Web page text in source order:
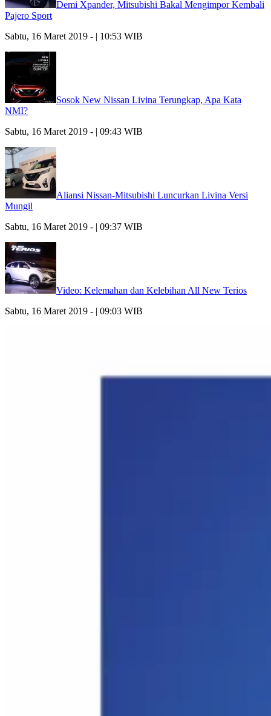
Demi Xpander, Mitsubishi Bakal Mengimpor Kembali
Pajero Sport
Sabtu, 16 Maret 2019 - | 10:53 WIB
Sosok New Nissan Livina Terungkap, Apa Kata
NMI?
Sabtu, 16 Maret 2019 - | 09:43 WIB
Aliansi Nissan-Mitsubishi Luncurkan Livina Versi
Mungil
Sabtu, 16 Maret 2019 - | 09:37 WIB
Video: Kelemahan dan Kelebihan All New Terios
Sabtu, 16 Maret 2019 - | 09:03 WIB